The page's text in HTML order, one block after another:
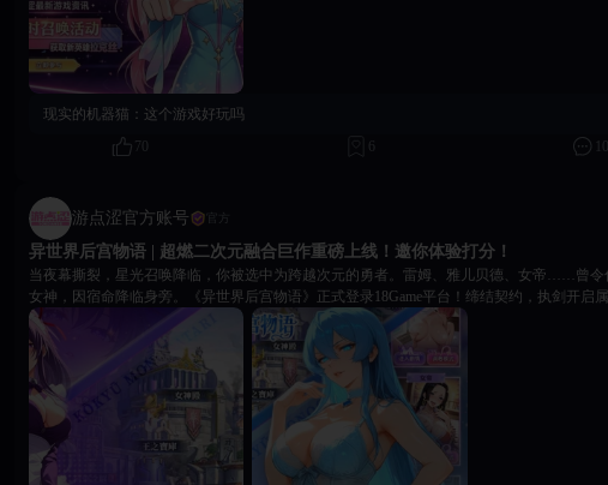
取，最高可拿35枚 🎁 阶梯召唤豪礼 累计召唤达标即领海量养成资源、五星自选英雄！ - 40次：五系英雄
培养卡×2 - 80次：五系英雄培养卡×5 - 高阶奖励：五星自选（洛琪希、桔梗、八千流、慧慧、梅普露任选
其一） 🎮 三大限时主题玩法 新玩法同步上线，海量稀缺资源助力快速养成： - 音浪征程：英雄星级解锁
专属加成，战力稳步提升 - 乐符探险：大富翁闯关玩法，每日解锁新章节，层数越高奖励越丰厚 - 魔法猎
取：蓄力闯关拿积分，解锁限定等级奖励 温柔承伤，天籁护团！版本全能辅助拉克丝限时来袭，保底稳
现实的机器猫： 这个游戏好玩吗
70
游点涩官方账号 官方
异世界后宫物语 | 超燃二次元融合巨作重磅上线！邀你体验打分！
当夜幕撕裂，星光召唤降临，你被选中为跨越次元的勇者。雷姆、雅儿贝德、女帝……曾令
女神，因宿命降临身旁。《异世界后宫物语》正式登录18Game平台！缔结契约，执剑开启
后宫传奇！ ⭐ 勇者体验活动 下载并体验游戏任意内容后，在评论区打出你的评分（1~10分） 附上一张游
戏内截图（角色界面、战斗场景、副本闯关或后宫互动均可） ✅ 活动规则 截图请保持清晰、原创，不得
盗用或修改。小编将为所有按要求参与活动的玩家，送出游戏专属兑换码礼包一份。 📅 活动时间 即日起
– 2026年4月21日 23:59 ⚔️ 拿起勇者之剑，截图打分领礼包！前往18Game平台首页，搜索《异世界后宫物
语》，奔赴欲望与荣耀的盛宴！